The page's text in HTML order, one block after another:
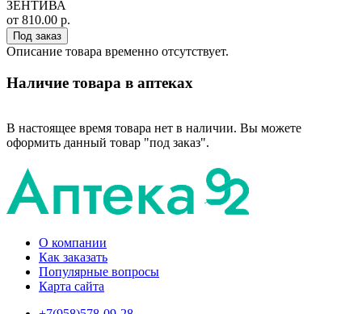
ЗЕНТИВА
от 810.00 р.
Под заказ
Описание товара временно отсутствует.
Наличие товара в аптеках
В настоящее время товара нет в наличии. Вы можете
оформить данный товар "под заказ".
О компании
Как заказать
Популярные вопросы
Карта сайта